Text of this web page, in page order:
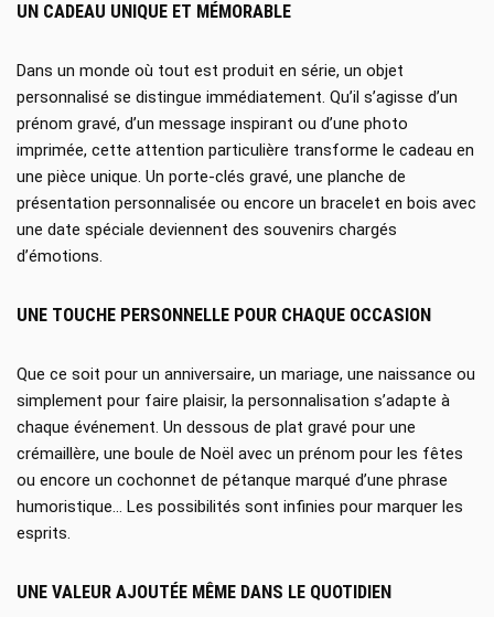
UN CADEAU UNIQUE ET MÉMORABLE
Dans un monde où tout est produit en série, un objet
personnalisé se distingue immédiatement. Qu’il s’agisse d’un
prénom gravé, d’un message inspirant ou d’une photo
imprimée, cette attention particulière transforme le cadeau en
une pièce unique. Un porte-clés gravé, une planche de
présentation personnalisée ou encore un bracelet en bois avec
une date spéciale deviennent des souvenirs chargés
d’émotions.
UNE TOUCHE PERSONNELLE POUR CHAQUE OCCASION
Que ce soit pour un anniversaire, un mariage, une naissance ou
simplement pour faire plaisir, la personnalisation s’adapte à
chaque événement. Un dessous de plat gravé pour une
crémaillère, une boule de Noël avec un prénom pour les fêtes
ou encore un cochonnet de pétanque marqué d’une phrase
humoristique… Les possibilités sont infinies pour marquer les
esprits.
UNE VALEUR AJOUTÉE MÊME DANS LE QUOTIDIEN